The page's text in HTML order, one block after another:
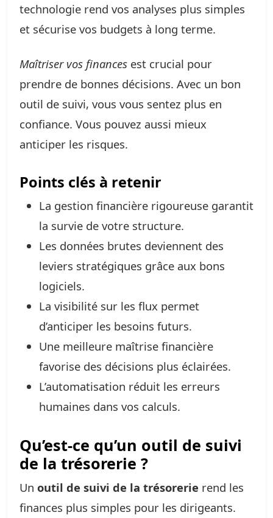
technologie rend vos analyses plus simples
et sécurise vos budgets à long terme.
Maîtriser vos finances est crucial pour
prendre de bonnes décisions. Avec un bon
outil de suivi, vous vous sentez plus en
confiance. Vous pouvez aussi mieux
anticiper les risques.
Points clés à retenir
La gestion financière rigoureuse garantit
la survie de votre structure.
Les données brutes deviennent des
leviers stratégiques grâce aux bons
logiciels.
La visibilité sur les flux permet
d’anticiper les besoins futurs.
Une meilleure maîtrise financière
favorise des décisions plus éclairées.
L’automatisation réduit les erreurs
humaines dans vos calculs.
Qu’est-ce qu’un outil de suivi
de la trésorerie ?
Un outil de suivi de la trésorerie rend les
finances plus simples pour les dirigeants.